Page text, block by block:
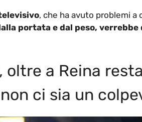
, che ha avuto problemi
portata e dal peso,
oltre a Reina
ci sia un